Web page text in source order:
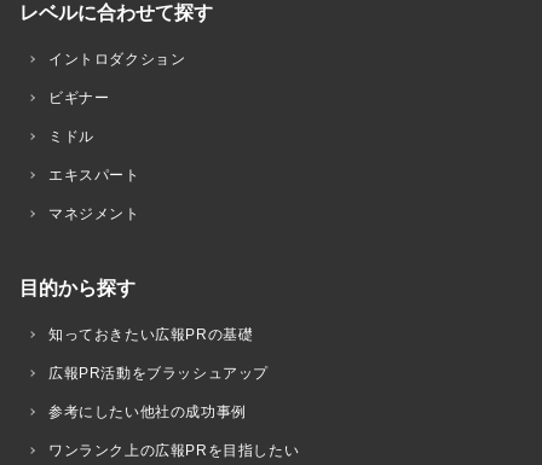
レベルに合わせて探す
イントロダクション
ビギナー
ミドル
エキスパート
マネジメント
目的から探す
知っておきたい広報PRの基礎
広報PR活動をブラッシュアップ
参考にしたい他社の成功事例
ワンランク上の広報PRを目指したい